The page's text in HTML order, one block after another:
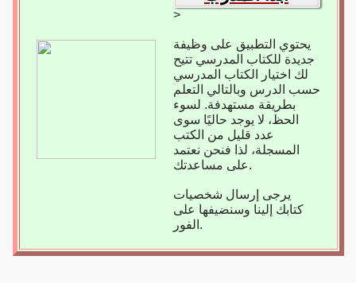
>
يحتوي التطبيق على وظيفة
جديدة للكتاب المدرسي تتيح
لك اختيار الكتاب المدرسي
حسب الدرس وبالتالي التعلم
بطريقة مستهدفة. لسوء
الحظ، لا يوجد حاليًا سوى
عدد قليل من الكتب
المسجلة، لذا فنحن نعتمد
على مساعدتك.
يرجى إرسال شخصيات
كتابك إلينا وسنضيفها على
الفور.